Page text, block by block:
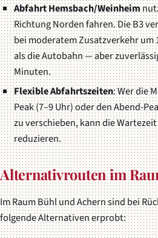
Abfahrt Hemsbach/Weinheim
Richtung Norden fahren. Die B3
bei moderatem Zusatzverkehr um
als die Autobahn — aber
Minuten.
Flexible Abfahrtszeiten: Wer die
Peak (7–9 Uhr) oder den Abend-
zu verschieben, kann die
reduzieren.
Alternativrouten im
Im Raum Bühl und Achern sind bei
folgende Alternativen erprobt: